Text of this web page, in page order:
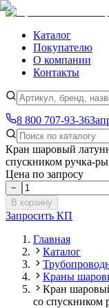
Каталог
Покупателю
О компании
Контакты
8 800 707-93-36
Кран шаровый
спускником ручка-
Цена по запросу
−
В корзину
Запросить КП
Главная
Каталог
Краны
Кран
со спускником